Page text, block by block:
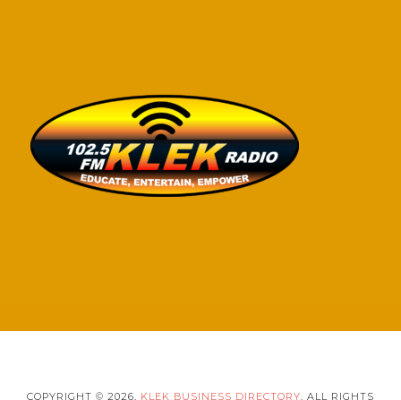
COPYRIGHT © 2026, KLEK BUSINESS DIRECTORY. ALL RIGHTS